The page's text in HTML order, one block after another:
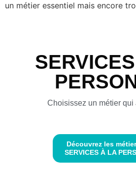
un métier essentiel mais encore
Choisissez un métier qui
Découvrez les
SERVICES À LA